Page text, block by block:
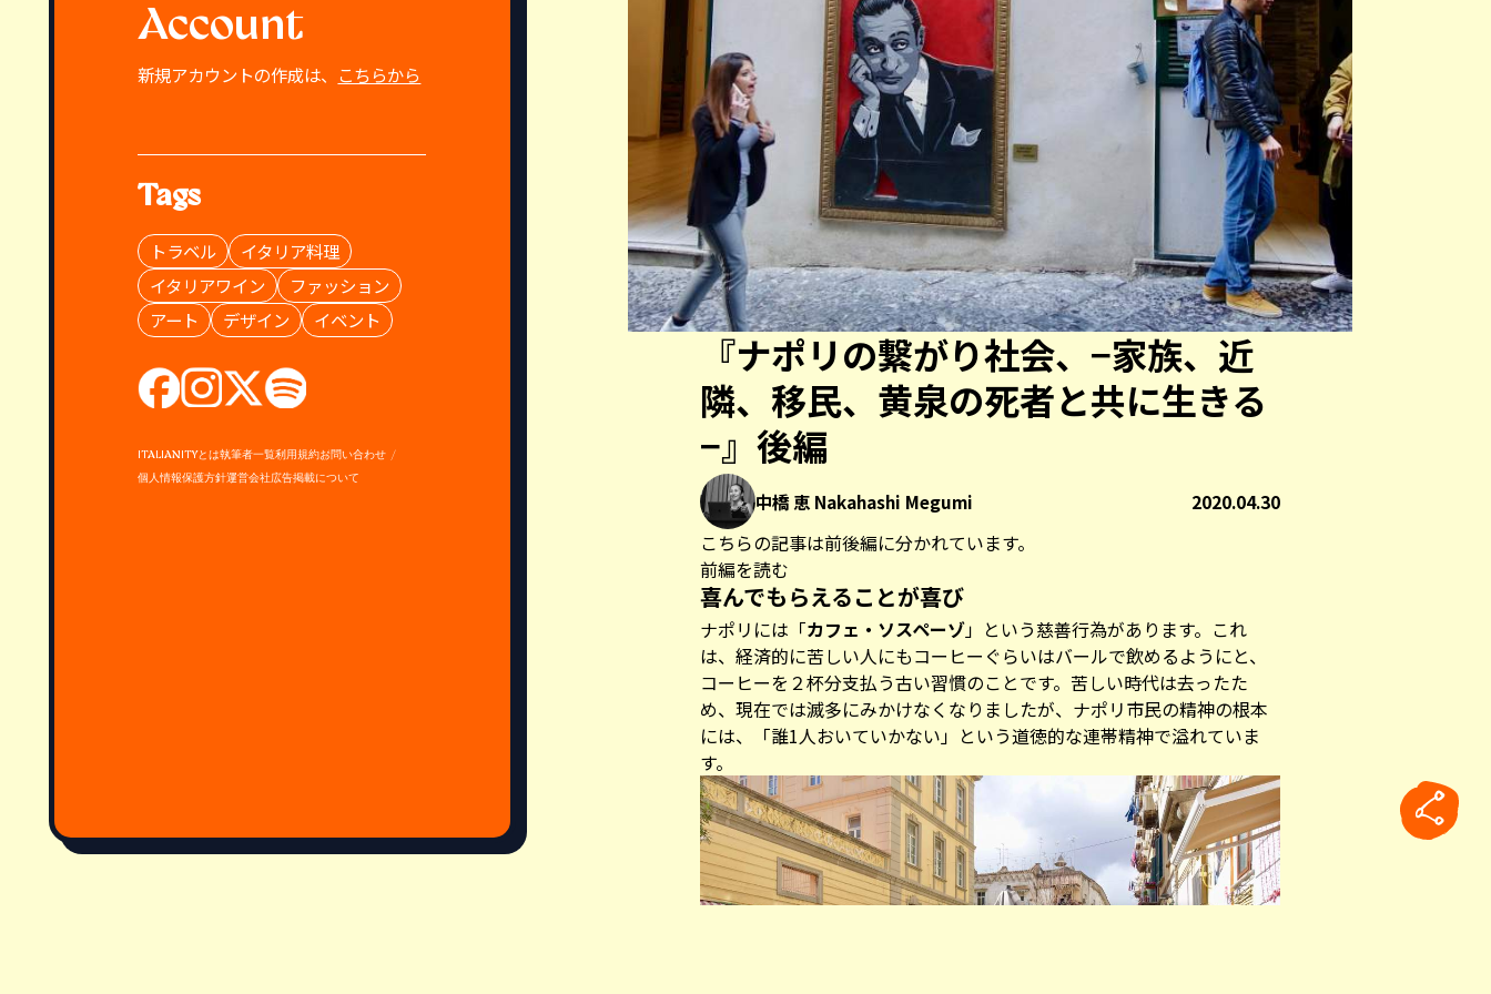
Account
新規アカウントの作成は、 こちらから
Tags
トラベル
イタリア料理
イタリアワイン
ファッション
アート
デザイン イベント
ITALIANITYとは執筆者一覧利用規約お問い合わせ
個人情報保護方針運営会社広告掲載について
『ナポリの繋がり社会、−家族、近
隣、移民、黄泉の死者と共に生きる
−』後編
中橋 恵 Nakahashi Megumi 2020.04.30
こちらの記事は前後編に分かれています。
前編を読む
喜んでもらえることが喜び
ナポリには「カフェ・ソスペーゾ」という慈善行為があります。これ
は、経済的に苦しい人にもコーヒーぐらいはバールで飲めるようにと、
コーヒーを２杯分支払う古い習慣のことです。苦しい時代は去ったた
め、現在では滅多にみかけなくなりましたが、ナポリ市民の精神の根本
には、「誰1人おいていかない」という道徳的な連帯精神で溢れていま
す。